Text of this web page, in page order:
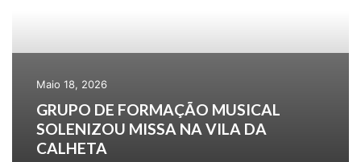
Maio 18, 2026
GRUPO DE FORMAÇÃO MUSICAL
SOLENIZOU MISSA NA VILA DA
CALHETA